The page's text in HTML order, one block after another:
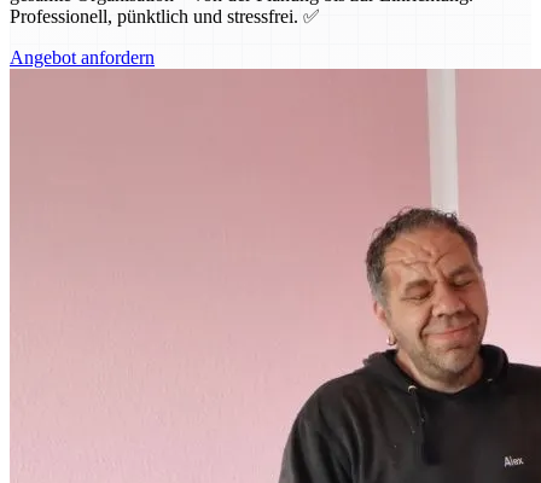
Professionell, pünktlich und stressfrei. ✅
Angebot anfordern